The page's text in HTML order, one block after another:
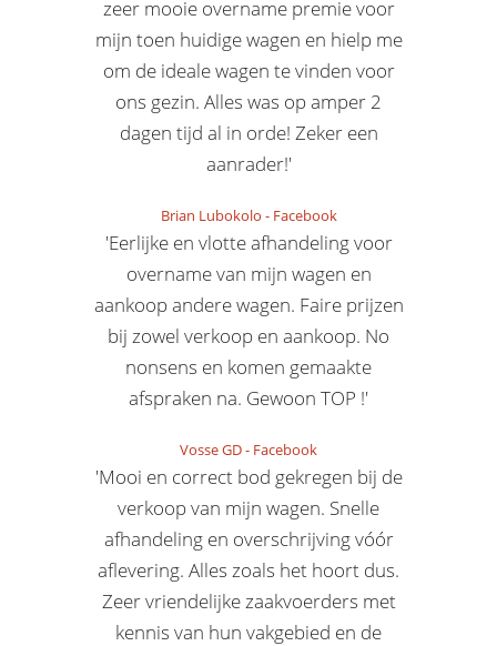
zeer mooie overname premie voor
mijn toen huidige wagen en hielp me
om de ideale wagen te vinden voor
ons gezin. Alles was op amper 2
dagen tijd al in orde! Zeker een
aanrader!'
Brian Lubokolo - Facebook
'Eerlijke en vlotte afhandeling voor
overname van mijn wagen en
aankoop andere wagen. Faire prijzen
bij zowel verkoop en aankoop. No
nonsens en komen gemaakte
afspraken na. Gewoon TOP !'
Vosse GD- Facebook
'Mooi en correct bod gekregen bij de
verkoop van mijn wagen. Snelle
afhandeling en overschrijving vóór
aflevering. Alles zoals het hoort dus.
Zeer vriendelijke zaakvoerders met
kennis van hun vakgebied en de